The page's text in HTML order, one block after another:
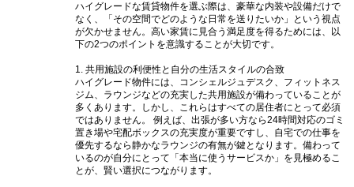
ハイグレードな賃貸物件を選ぶ際は、豪華な内装や設備だけで
なく、「その空間でどのような日常を送りたいか」という視点
が欠かせません。高い家賃に見合う満足度を得るためには、以
下の2つのポイントを意識することが大切です。
1. 共用施設の利便性と自分の生活スタイルの合致
ハイグレード物件には、コンシェルジュデスク、フィットネス
ジム、ラウンジなどの充実した共用施設が備わっていることが
多くあります。しかし、これらはすべての居住者にとって必須
ではありません。 例えば、出張が多い方なら24時間対応のゴミ
置き場や宅配ボックスの充実度が重要ですし、自宅での仕事を
優先するなら静かなラウンジの有無が鍵となります。備わって
いるのが自分にとって「本当に使うサービスか」を見極めるこ
とが、賢い選択につながります。